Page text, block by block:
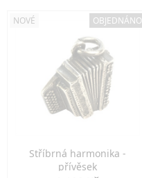
NOVÉ OBJEDNÁNO
Stříbrná harmonika -
přívěsek